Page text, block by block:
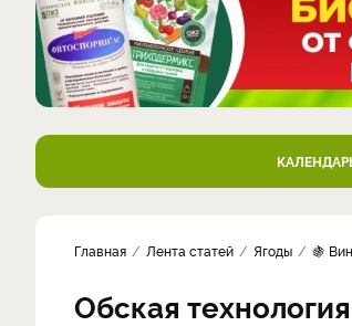
Главная Лента статей Ягоды 🍇
Обская